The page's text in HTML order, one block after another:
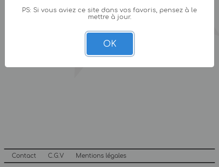
Contact C.G.V Mentions légales
PS: Si vous aviez ce site dans vos favoris, pensez à le
mettre à jour.
OK